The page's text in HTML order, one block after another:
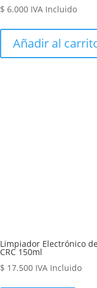
$ 6.000 IVA Incluido
Añadir al
Limpiador Electrónico
CRC 150ml
$ 17.500 IVA Incluido